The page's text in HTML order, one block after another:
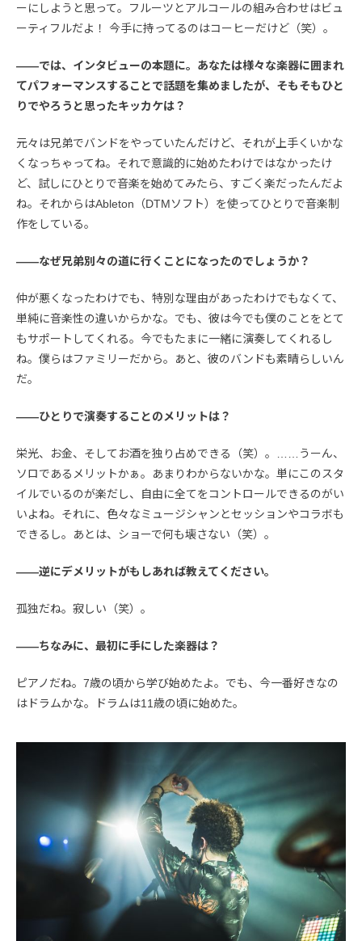
ーにしようと思って。フルーツとアルコールの組み合わせはビュ
ーティフルだよ！ 今手に持ってるのはコーヒーだけど（笑）。
――では、インタビューの本題に。あなたは様々な楽器に囲まれ
てパフォーマンスすることで話題を集めましたが、そもそもひと
りでやろうと思ったキッカケは？
元々は兄弟でバンドをやっていたんだけど、それが上手くいかな
くなっちゃってね。それで意識的に始めたわけではなかったけ
ど、試しにひとりで音楽を始めてみたら、すごく楽だったんだよ
ね。それからはAbleton（DTMソフト）を使ってひとりで音楽制
作をしている。
――なぜ兄弟別々の道に行くことになったのでしょうか？
仲が悪くなったわけでも、特別な理由があったわけでもなくて、
単純に音楽性の違いからかな。でも、彼は今でも僕のことをとて
もサポートしてくれる。今でもたまに一緒に演奏してくれるし
ね。僕らはファミリーだから。あと、彼のバンドも素晴らしいん
だ。
――ひとりで演奏することのメリットは？
栄光、お金、そしてお酒を独り占めできる（笑）。……うーん、
ソロであるメリットかぁ。あまりわからないかな。単にこのスタ
イルでいるのが楽だし、自由に全てをコントロールできるのがい
いよね。それに、色々なミュージシャンとセッションやコラボも
できるし。あとは、ショーで何も壊さない（笑）。
――逆にデメリットがもしあれば教えてください。
孤独だね。寂しい（笑）。
――ちなみに、最初に手にした楽器は？
ピアノだね。7歳の頃から学び始めたよ。でも、今一番好きなの
はドラムかな。ドラムは11歳の頃に始めた。